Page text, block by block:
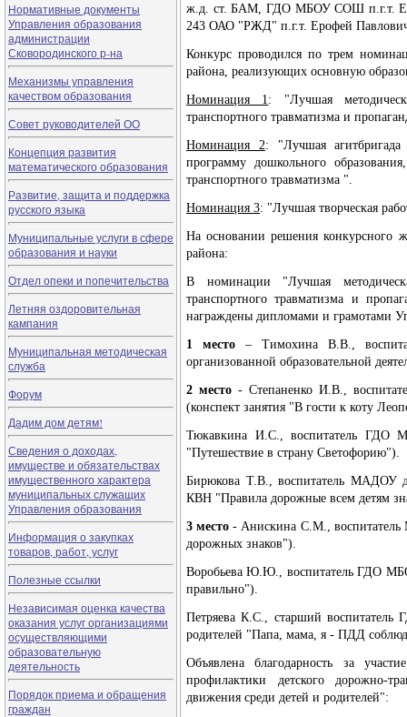
Нормативные документы
Управления образования
администрации
Сковородинского р-на
Механизмы управления
качеством образования
Совет руководителей ОО
Концепция развития
математического образования
Развитие, защита и поддержка
русского языка
Муниципальные услуги в сфере
образования и науки
Отдел опеки и попечительства
Летняя оздоровительная
кампания
Муниципальная методическая
служба
Форум
Дадим дом детям!
Сведения о доходах,
имуществе и обязательствах
имущественного характера
муниципальных служащих
Управления образования
Информация о закупках
товаров, работ, услуг
Полезные ссылки
Независимая оценка качества
оказания услуг организациями
осуществляющими
образовательную
деятельность
Порядок приема и обращения
граждан
ж.д. ст. БАМ, ГДО МБОУ СОШ п.г.т.
243 ОАО "РЖД" п.г.т. Ерофей
Конкурс проводился по трем
района, реализующих основную
Номинация 1: "Лучшая
транспортного травматизма и
Номинация 2: "Лучшая
программу дошкольного
транспортного травматизма ".
Номинация 3: "Лучшая творческая
На основании решения конкурсного
района:
В номинации "Лучшая
транспортного травматизма и
награждены дипломами и грамотами
1 место – Тимохина В.В.,
организованной образовательной
2 место- Степаненко И.В.,
(конспект занятия "В гости к коту
Тюкавкина И.С., воспитатель ГДО
"Путешествие в страну Светофорию").
Бирюкова Т.В., воспитатель МАДОУ
КВН "Правила дорожные всем детям
3 место - Анискина С.М., воспитатель
дорожных знаков").
Воробьева Ю.Ю., воспитатель ГДО
правильно").
Петряева К.С., старший
родителей "Папа, мама, я - ПДД
Объявлена благодарность за
профилактики детского дорожно-
движения среди детей и родителей":